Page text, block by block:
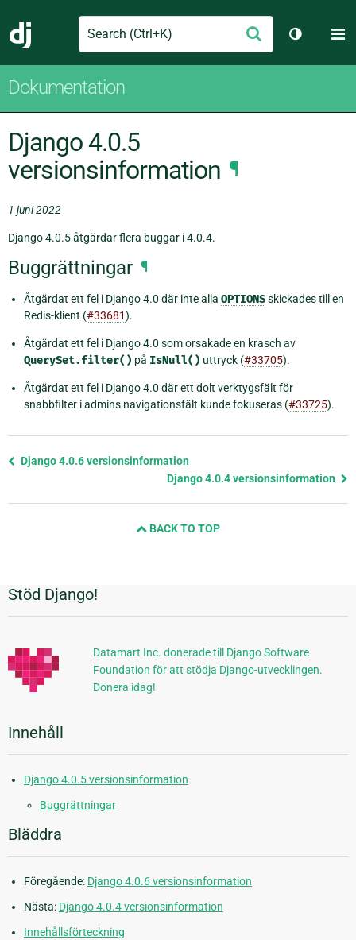
Django
Search Skicka
Växla
Dokumentation
Django 4.0.5
versionsinformation ¶
1 juni 2022
Django 4.0.5 åtgärdar flera buggar i 4.0.4.
Buggrättningar ¶
Åtgärdat ett fel i Django 4.0 där inte alla OPTIONSskickades till en
Redis-klient (#33681).
Åtgärdat ett fel i Django 4.0 som orsakade en krasch av
QuerySet.filter() på IsNull() uttryck (#33705).
Åtgärdat ett fel i Django 4.0 där ett dolt verktygsfält för
snabbfilter i admins navigationsfält kunde fokuseras (#33725).
Föregående
Django 4.0.6 versionsinformation
Django 4.0.4 versionsinformation
BACK TO TOP
Ytterligare
information
Stöd Django!
Datamart Inc. donerade till Django Software
Foundation för att stödja Django-utvecklingen.
Donera idag!
Innehåll
Django 4.0.5 versionsinformation
Buggrättningar
Bläddra
Föregående: Django 4.0.6 versionsinformation
Nästa: Django 4.0.4 versionsinformation
Innehållsförteckning